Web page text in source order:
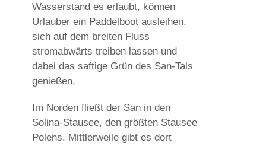
Wasserstand es erlaubt, können
Urlauber ein Paddelboot ausleihen,
sich auf dem breiten Fluss
stromabwärts treiben lassen und
dabei das saftige Grün des San-Tals
genießen.
Im Norden fließt der San in den
Solina-Stausee, den größten Stausee
Polens. Mittlerweile gibt es dort